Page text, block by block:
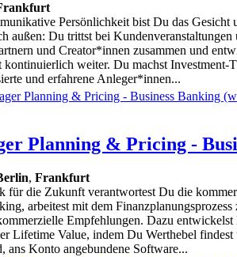
Persönlichkeit bist Du das Gesicht
außen: Du trittst bei
und Creator*innen zusammen und
kontinuierlich weiter. Du machst Investment-
und erfahrene Anleger*innen...
Planning & Pricing -
, Frankfurt
für die Zukunft verantwortest Du die
arbeitest mit dem
Empfehlungen. Dazu
Lifetime Value, indem Du Werthebel
ans Konto angebundene Software...